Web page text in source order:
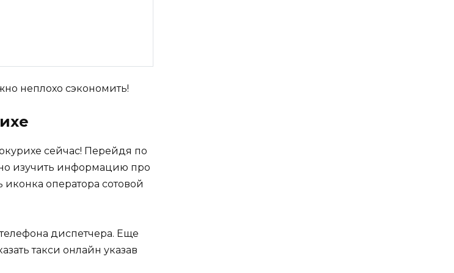
неплохо сэкономить!
сейчас! Перейдя по
изучить информацию про
иконка оператора сотовой
диспетчера. Еще
такси онлайн указав